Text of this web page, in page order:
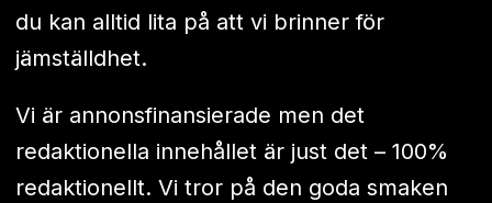
du kan alltid lita på att vi brinner för
jämställdhet.
Vi är annonsfinansierade men det
redaktionella innehållet är just det – 100%
redaktionellt. Vi tror på den goda smaken